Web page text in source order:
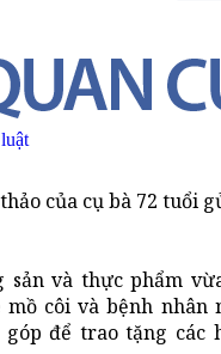
của cụ bà 72 tuổi
sản và thực phẩm
côi và bệnh nhân
để trao tặng các